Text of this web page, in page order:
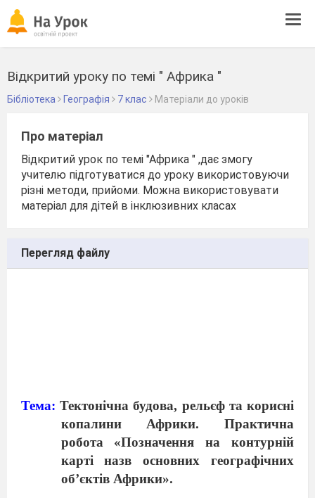
Відкритий уроку по темі " Африка "
Бібліотека Географія 7 клас Матеріали до уроків
Про матеріал
Відкритий урок по темі "Африка " ,дає змогу
учителю підготуватися до уроку використовуючи
різні методи, прийоми. Можна використовувати
матеріал для дітей в інклюзивних класах
Перегляд файлу
Тема: Тектонічна будова, рельєф та корисні
копалини Африки. Практична
робота «Позначення на контурній
карті назв основних географічних
об’єктів Африки».